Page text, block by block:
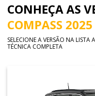
CONHEÇA AS
COMPASS 2025
SELECIONE A VERSÃO NA
TÉCNICA COMPLETA